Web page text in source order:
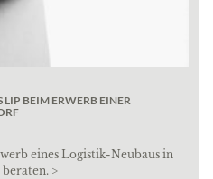
LIP BEIM ERWERB EINER
eines Logistik-Neubaus in
>